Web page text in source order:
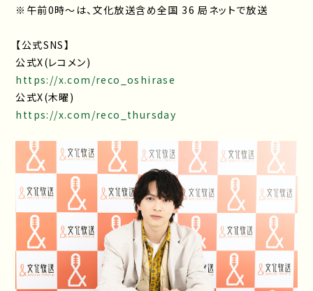
※午前0時～は、文化放送含め全国 36 局ネットで放送
【公式SNS】
公式X(レコメン)
https://x.com/reco_oshirase
公式X(木曜)
https://x.com/reco_thursday